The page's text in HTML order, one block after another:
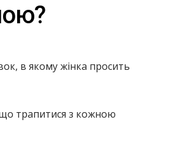
в якому жінка просить
трапитися з кожною